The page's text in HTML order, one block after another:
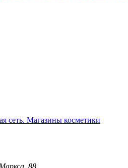
сеть. Магазины косметики